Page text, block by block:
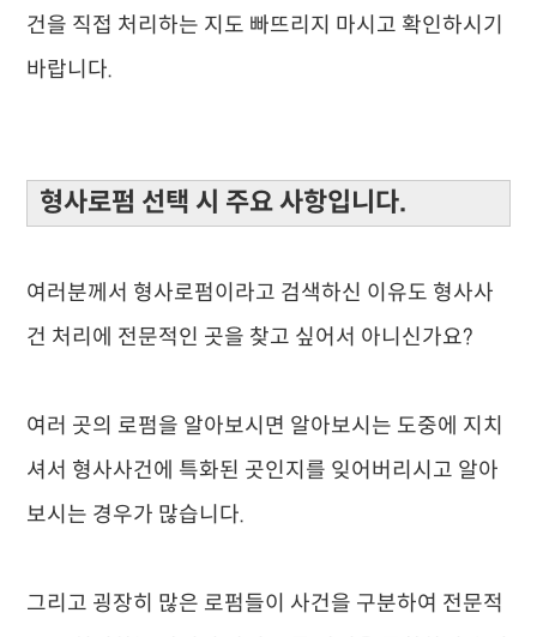
건을 직접 처리하는 지도 빠뜨리지 마시고 확인하시기
바랍니다.
형사로펌 선택 시 주요 사항입니다.
여러분께서 형사로펌이라고 검색하신 이유도 형사사
건 처리에 전문적인 곳을 찾고 싶어서 아니신가요?
여러 곳의 로펌을 알아보시면 알아보시는 도중에 지치
셔서 형사사건에 특화된 곳인지를 잊어버리시고 알아
보시는 경우가 많습니다.
그리고 굉장히 많은 로펌들이 사건을 구분하여 전문적